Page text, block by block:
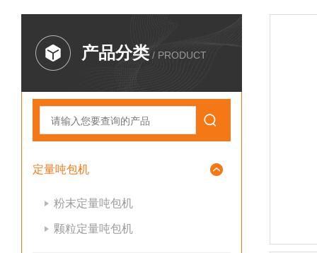
产品分类 / PRODUCT
定量吨包机
粉末定量吨包机
颗粒定量吨包机